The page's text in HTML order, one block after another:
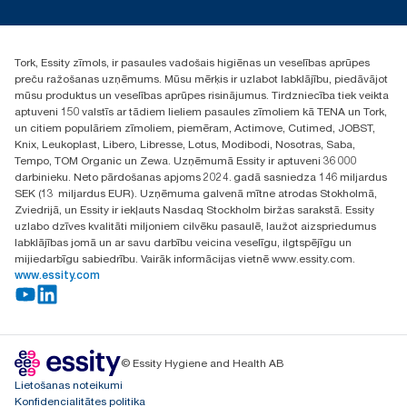
+371 29141799
Atrast izplatītāju
Ulbrokas street 19A
Riga, Latvija
LV-1028
Tork, Essity zīmols, ir pasaules vadošais higiēnas un veselības aprūpes
preču ražošanas uzņēmums. Mūsu mērķis ir uzlabot labklājību, piedāvājot
mūsu produktus un veselības aprūpes risinājumus. Tirdzniecība tiek veikta
aptuveni 150 valstīs ar tādiem lieliem pasaules zīmoliem kā TENA un Tork,
un citiem populāriem zīmoliem, piemēram, Actimove, Cutimed, JOBST,
Knix, Leukoplast, Libero, Libresse, Lotus, Modibodi, Nosotras, Saba,
Tempo, TOM Organic un Zewa. Uzņēmumā Essity ir aptuveni 36 000
darbinieku. Neto pārdošanas apjoms 2024. gadā sasniedza 146 miljardus
SEK (13 miljardus EUR). Uzņēmuma galvenā mītne atrodas Stokholmā,
Zviedrijā, un Essity ir iekļauts Nasdaq Stockholm biržas sarakstā. Essity
uzlabo dzīves kvalitāti miljoniem cilvēku pasaulē, laužot aizspriedumus
labklājības jomā un ar savu darbību veicina veselīgu, ilgtspējīgu un
mijiedarbīgu sabiedrību. Vairāk informācijas vietnē www.essity.com.
www.essity.com
© Essity Hygiene and Health AB
Lietošanas noteikumi
Konfidencialitātes politika